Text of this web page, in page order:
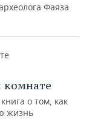
Фаяза
комнате
о том, как
жизнь